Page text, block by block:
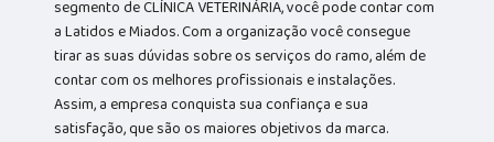
segmento de CLÍNICA VETERINÁRIA, você pode contar com
a Latidos e Miados. Com a organização você consegue
tirar as suas dúvidas sobre os serviços do ramo, além de
contar com os melhores profissionais e instalações.
Assim, a empresa conquista sua confiança e sua
satisfação, que são os maiores objetivos da marca.